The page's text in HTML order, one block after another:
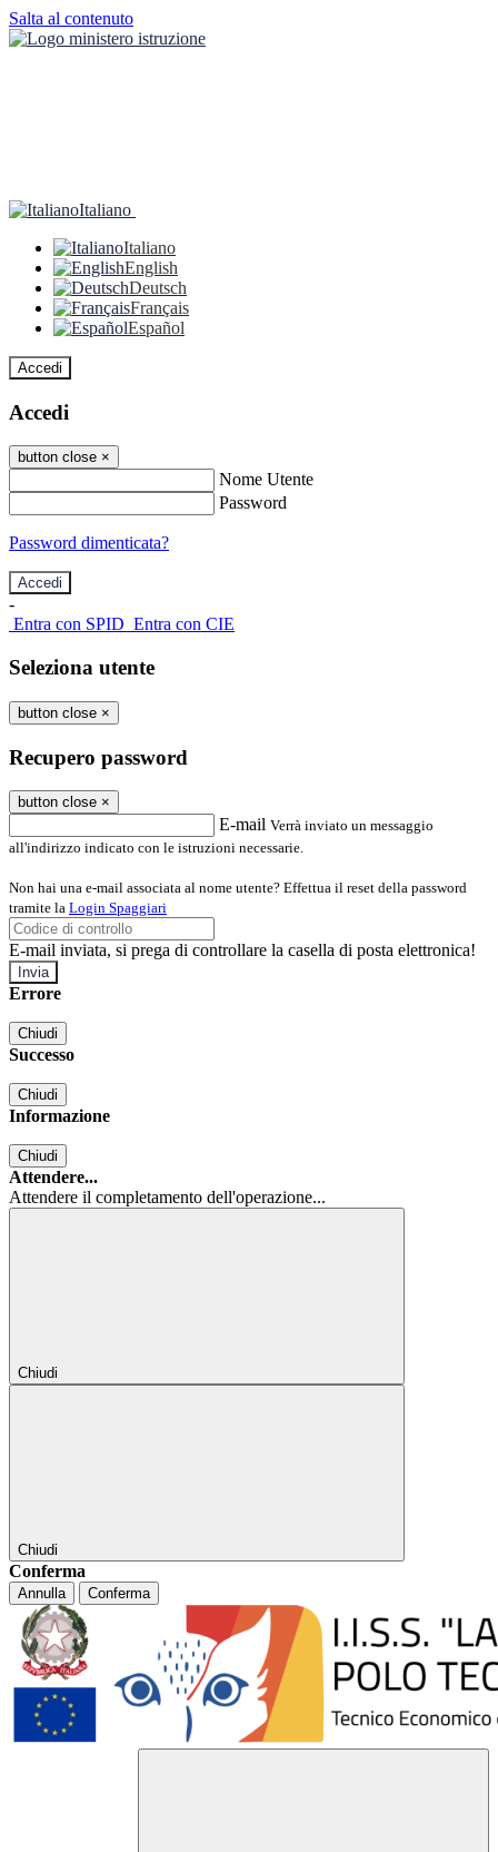
Salta al contenuto
Italiano
Italiano
English
Deutsch
Français
Español
Accedi
Accedi
button close ×
Nome Utente
Password
Password dimenticata?
-
Entra con SPID Entra con CIE
Seleziona utente
button close ×
Recupero password
button close ×
E-mail Verrà inviato un messaggio
all'indirizzo indicato con le istruzioni necessarie.
Non hai una e-mail associata al nome utente? Effettua il reset della password
tramite la Login Spaggiari
E-mail inviata, si prega di controllare la casella di posta elettronica!
Errore
Chiudi
Successo
Chiudi
Informazione
Chiudi
Attendere...
Attendere il completamento dell'operazione...
Chiudi
Chiudi
Conferma
Annulla Conferma